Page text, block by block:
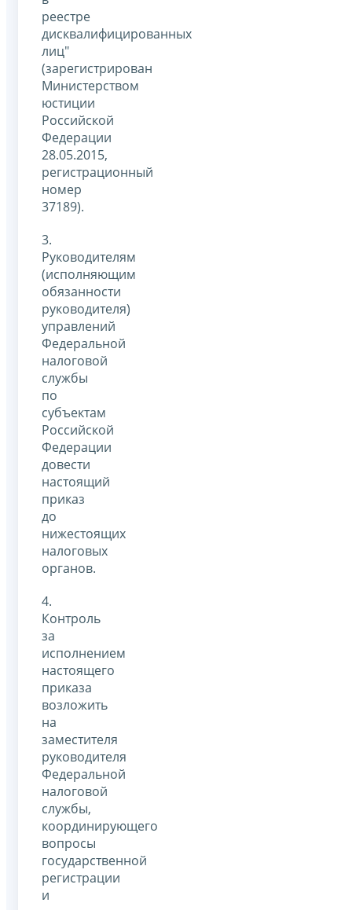
реестре
дисквалифицированных
лиц"
(зарегистрирован
Министерством
юстиции
Российской
Федерации
28.05.2015,
регистрационный
номер
37189).
3.
Руководителям
(исполняющим
обязанности
руководителя)
управлений
Федеральной
налоговой
службы
по
субъектам
Российской
Федерации
довести
настоящий
приказ
до
нижестоящих
налоговых
органов.
4.
Контроль
за
исполнением
настоящего
приказа
возложить
на
заместителя
руководителя
Федеральной
налоговой
службы,
координирующего
вопросы
государственной
регистрации
и